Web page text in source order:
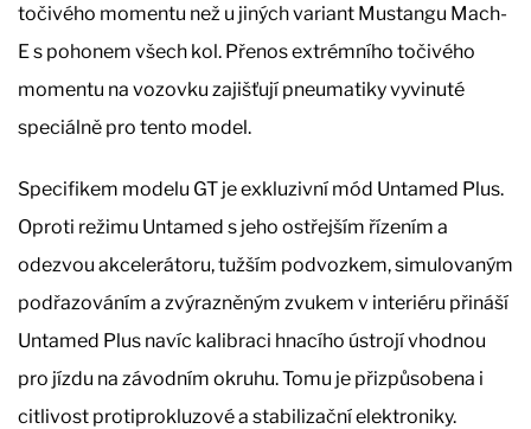
točivého momentu než u jiných variant Mustangu Mach-
E s pohonem všech kol. Přenos extrémního točivého
momentu na vozovku zajišťují pneumatiky vyvinuté
speciálně pro tento model.
Specifikem modelu GT je exkluzivní mód Untamed Plus.
Oproti režimu Untamed s jeho ostřejším řízením a
odezvou akcelerátoru, tužším podvozkem, simulovaným
podřazováním a zvýrazněným zvukem v interiéru přináší
Untamed Plus navíc kalibraci hnacího ústrojí vhodnou
pro jízdu na závodním okruhu. Tomu je přizpůsobena i
citlivost protiprokluzové a stabilizační elektroniky.